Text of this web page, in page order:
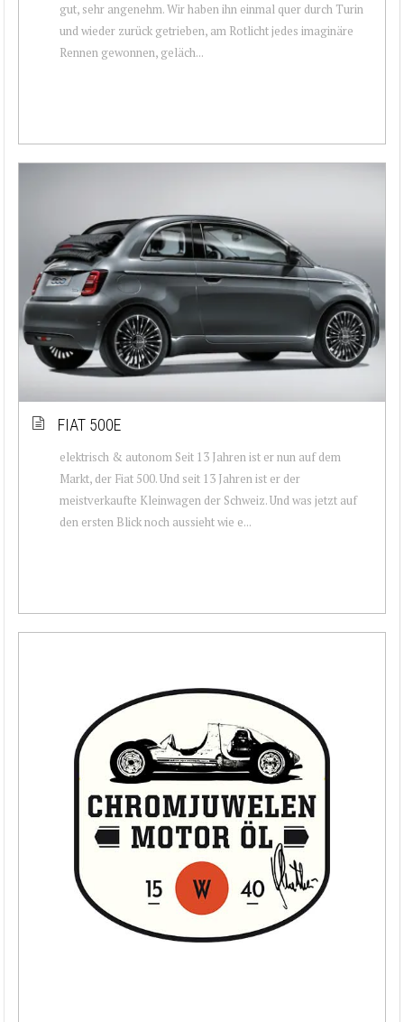
gut, sehr angenehm. Wir haben ihn einmal quer durch Turin
und wieder zurück getrieben, am Rotlicht jedes imaginäre
Rennen gewonnen, geläch...
FIAT 500E
elektrisch & autonom Seit 13 Jahren ist er nun auf dem
Markt, der Fiat 500. Und seit 13 Jahren ist er der
meistverkaufte Kleinwagen der Schweiz. Und was jetzt auf
den ersten Blick noch aussieht wie e...